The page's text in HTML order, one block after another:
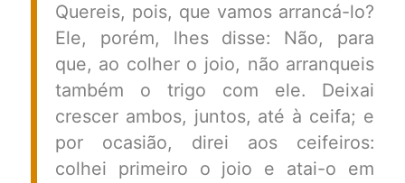
Quereis, pois, que vamos arrancá-lo?
Ele, porém, lhes disse: Não, para
que, ao colher o joio, não arranqueis
também o trigo com ele. Deixai
crescer ambos, juntos, até à ceifa; e
por ocasião, direi aos ceifeiros:
colhei primeiro o joio e atai-o em